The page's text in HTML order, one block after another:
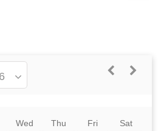
Wed Thu Fri Sat